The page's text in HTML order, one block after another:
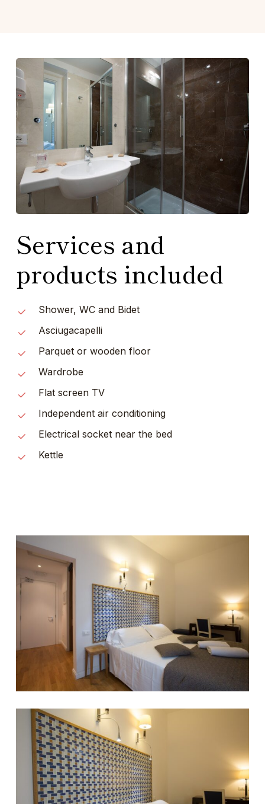
Services and
products included
Shower, WC and Bidet
Asciugacapelli
Parquet or wooden floor
Wardrobe
Flat screen TV
Independent air conditioning
Electrical socket near the bed
Kettle